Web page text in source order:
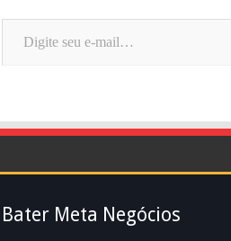
Digite seu e-mail…
Bater Meta Negócios